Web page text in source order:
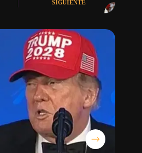
SIGUIENTE